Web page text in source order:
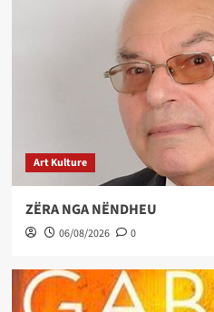
Art Kulture
ZËRA NGA NËNDHEU
06/08/2026 0